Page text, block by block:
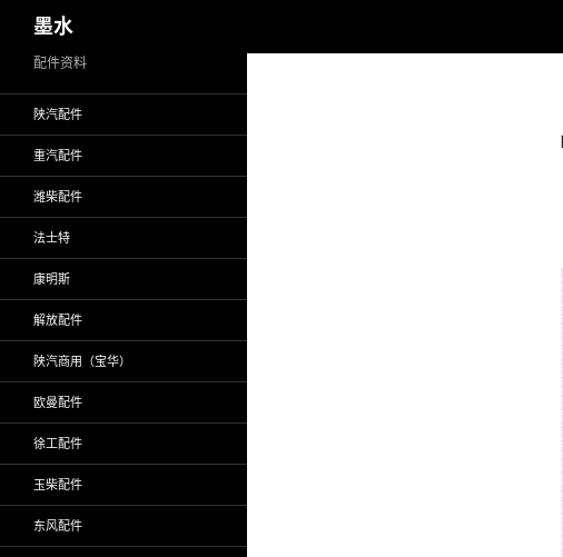
至
墨水
配件资料
陕汽配件
重汽配件
潍柴配件
法士特
康明斯
解放配件
陕汽商用（宝华）
欧曼配件
徐工配件
玉柴配件
东风配件